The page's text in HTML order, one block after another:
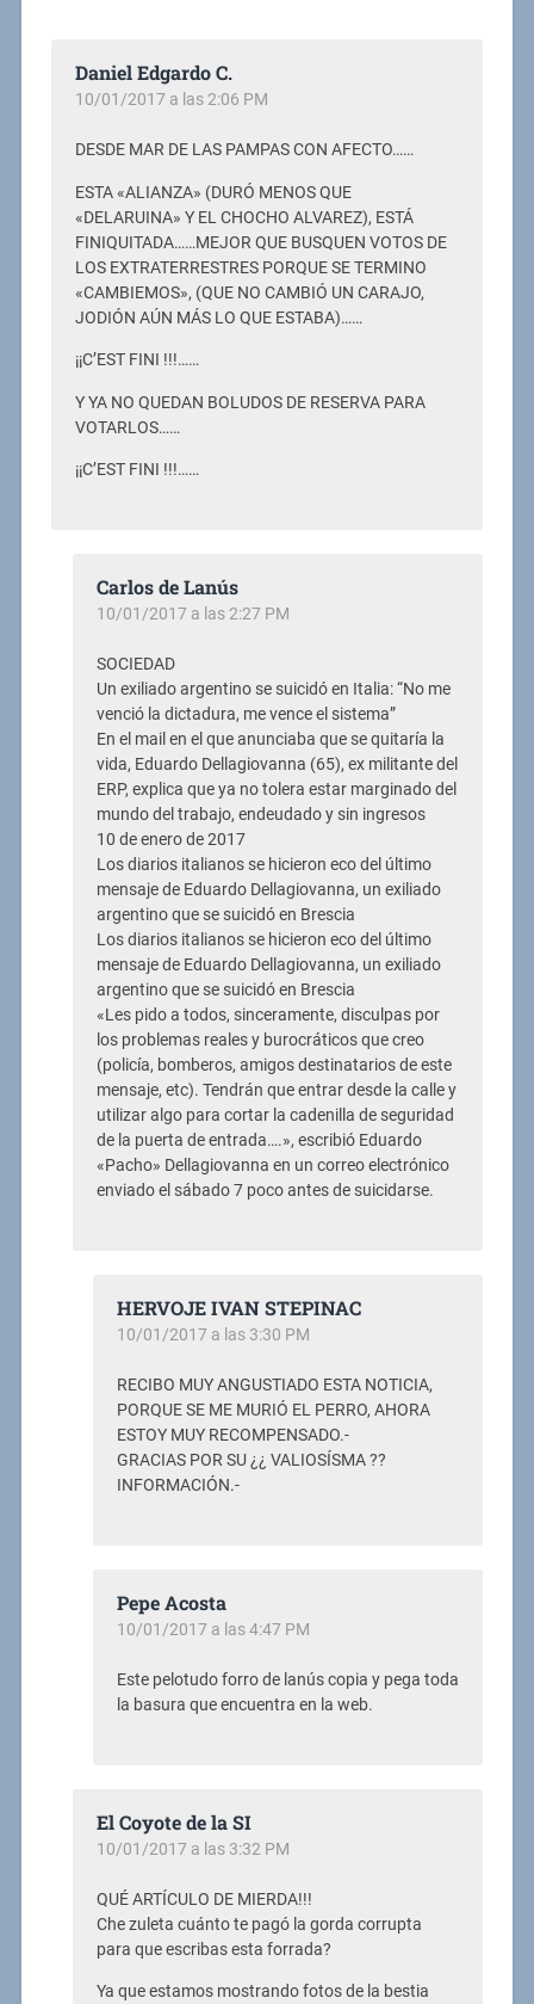
Daniel Edgardo C.
10/01/2017 a las 2:06 PM
DESDE MAR DE LAS PAMPAS CON AFECTO……
ESTA «ALIANZA» (DURÓ MENOS QUE
«DELARUINA» Y EL CHOCHO ALVAREZ), ESTÁ
FINIQUITADA……MEJOR QUE BUSQUEN VOTOS DE
LOS EXTRATERRESTRES PORQUE SE TERMINO
«CAMBIEMOS», (QUE NO CAMBIÓ UN CARAJO,
JODIÓN AÚN MÁS LO QUE ESTABA)……
¡¡C’EST FINI !!!……
Y YA NO QUEDAN BOLUDOS DE RESERVA PARA
VOTARLOS……
¡¡C’EST FINI !!!……
Carlos de Lanús
10/01/2017 a las 2:27 PM
SOCIEDAD
Un exiliado argentino se suicidó en Italia: “No me
venció la dictadura, me vence el sistema”
En el mail en el que anunciaba que se quitaría la
vida, Eduardo Dellagiovanna (65), ex militante del
ERP, explica que ya no tolera estar marginado del
mundo del trabajo, endeudado y sin ingresos
10 de enero de 2017
Los diarios italianos se hicieron eco del último
mensaje de Eduardo Dellagiovanna, un exiliado
argentino que se suicidó en Brescia
Los diarios italianos se hicieron eco del último
mensaje de Eduardo Dellagiovanna, un exiliado
argentino que se suicidó en Brescia
«Les pido a todos, sinceramente, disculpas por
los problemas reales y burocráticos que creo
(policía, bomberos, amigos destinatarios de este
mensaje, etc). Tendrán que entrar desde la calle y
utilizar algo para cortar la cadenilla de seguridad
de la puerta de entrada….», escribió Eduardo
«Pacho» Dellagiovanna en un correo electrónico
enviado el sábado 7 poco antes de suicidarse.
HERVOJE IVAN STEPINAC
10/01/2017 a las 3:30 PM
RECIBO MUY ANGUSTIADO ESTA NOTICIA,
PORQUE SE ME MURIÓ EL PERRO, AHORA
ESTOY MUY RECOMPENSADO.-
GRACIAS POR SU ¿¿ VALIOSÍSMA ??
INFORMACIÓN.-
Pepe Acosta
10/01/2017 a las 4:47 PM
Este pelotudo forro de lanús copia y pega toda
la basura que encuentra en la web.
El Coyote de la SI
10/01/2017 a las 3:32 PM
QUÉ ARTÍCULO DE MIERDA!!!
Che zuleta cuánto te pagó la gorda corrupta
para que escribas esta forrada?
Ya que estamos mostrando fotos de la bestia